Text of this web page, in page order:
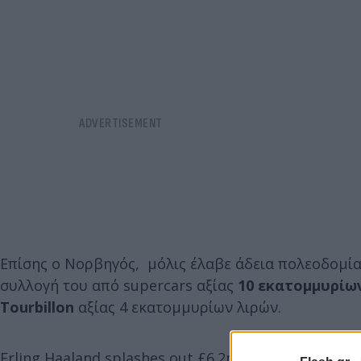
Επίσης ο Νορβηγός, μόλις έλαβε άδεια
συλλογή του από supercars αξίας 10
Tourbillon αξίας 4 εκατομμυρίων λιρών.